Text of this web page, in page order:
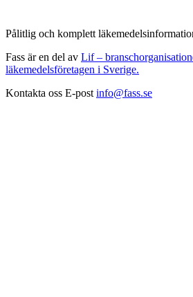
Pålitlig och komplett
Fass är en del av Lif –
läkemedelsföretagen i Sverige.
Kontakta oss E-post info@fass.se